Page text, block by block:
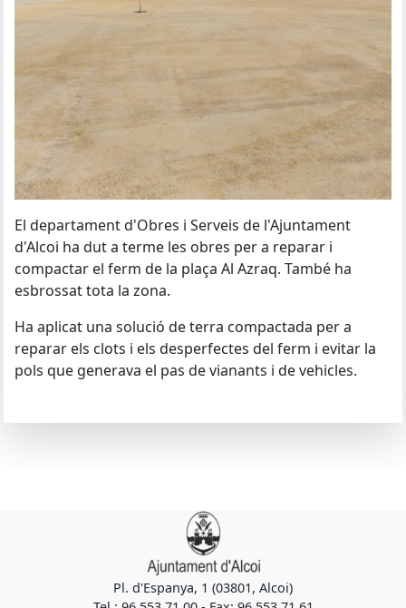
El departament d'Obres i Serveis de l'Ajuntament
d'Alcoi ha dut a terme les obres per a reparar i
compactar el ferm de la plaça Al Azraq. També ha
esbrossat tota la zona.
Ha aplicat una solució de terra compactada per a
reparar els clots i els desperfectes del ferm i evitar la
pols que generava el pas de vianants i de vehicles.
Pl. d'Espanya, 1 (03801, Alcoi)